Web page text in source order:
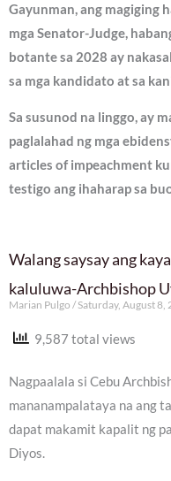
Gayunman, ang magiging
mga Senator-Judge,
botante sa 2028 ay
sa mga kandidato at sa
Sa susunod na linggo, ay
paglalahad ng mga
articles of impeachment
testigo ang ihaharap sa
Walang saysay ang
kaluluwa-Archbishop
Marian Pulgo Saturday, August 8,
9,587 total views
Nagpaalala si Cebu
mananampalataya na ang
dapat makamit kapalit ng
Diyos.